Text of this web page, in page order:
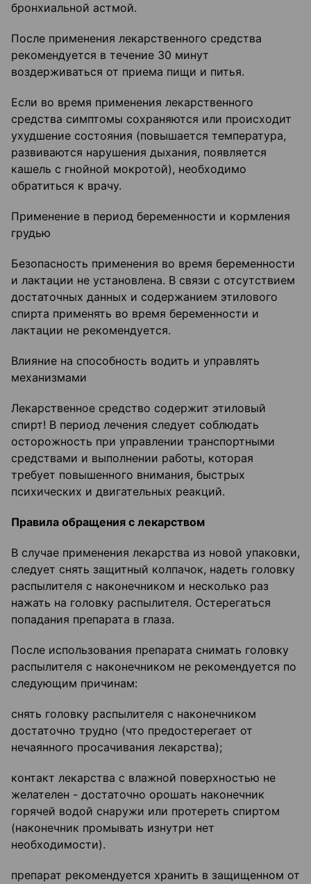
бронхиальной астмой.
После применения лекарственного средства
рекомендуется в течение 30 минут
воздерживаться от приема пищи и питья.
Если во время применения лекарственного
средства симптомы сохраняются или происходит
ухудшение состояния (повышается температура,
развиваются нарушения дыхания, появляется
кашель с гнойной мокротой), необходимо
обратиться к врачу.
Применение в период беременности и кормления
грудью
Безопасность применения во время беременности
и лактации не установлена. В связи с отсутствием
достаточных данных и содержанием этилового
спирта применять во время беременности и
лактации не рекомендуется.
Влияние на способность водить и управлять
механизмами
Лекарственное средство содержит этиловый
спирт! В период лечения следует соблюдать
осторожность при управлении транспортными
средствами и выполнении работы, которая
требует повышенного внимания, быстрых
психических и двигательных реакций.
Правила обращения с лекарством
В случае применения лекарства из новой упаковки,
следует снять защитный колпачок, надеть головку
распылителя с наконечником и несколько раз
нажать на головку распылителя. Остерегаться
попадания препарата в глаза.
После использования препарата снимать головку
распылителя с наконечником не рекомендуется по
следующим причинам:
снять головку распылителя с наконечником
достаточно трудно (что предостерегает от
нечаянного просачивания лекарства);
контакт лекарства с влажной поверхностью не
желателен - достаточно орошать наконечник
горячей водой снаружи или протереть спиртом
(наконечник промывать изнутри нет
необходимости).
препарат рекомендуется хранить в защищенном от